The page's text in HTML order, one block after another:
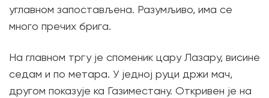
углавном запостављена. Разумљиво, има се
много пречих брига.
На главном тргу је споменик цару Лазару, висине
седам и по метара. У једној руци држи мач,
другом показује ка Газиместану. Откривен је на